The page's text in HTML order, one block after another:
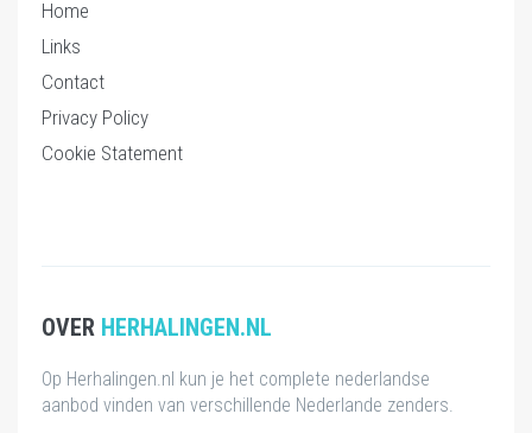
Home
Links
Contact
Privacy Policy
Cookie Statement
OVER HERHALINGEN.NL
Op Herhalingen.nl kun je het complete nederlandse
aanbod vinden van verschillende Nederlande zenders.